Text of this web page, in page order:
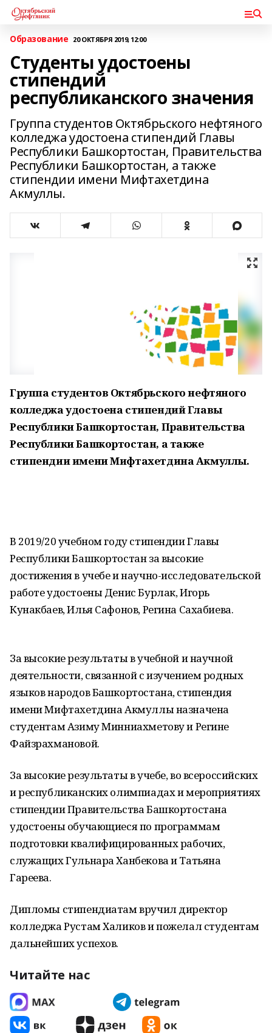
Образование 20 ОКТЯБРЯ 2019, 12:00
Студенты удостоены
стипендий
республиканского значения
Группа студентов Октябрьского нефтяного
колледжа удостоена стипендий Главы
Республики Башкортостан, Правительства
Республики Башкортостан, а также
стипендии имени Мифтахетдина
Акмуллы.
Группа студентов Октябрьского нефтяного
колледжа удостоена стипендий Главы
Республики Башкортостан, Правительства
Республики Башкортостан, а также
стипендии имени Мифтахетдина Акмуллы.
В 2019/20 учебном году стипендии Главы
Республики Башкортостан за высокие
достижения в учебе и научно-исследовательской
работе удостоены Денис Бурлак, Игорь
Кунакбаев, Илья Сафонов, Регина Сахабиева.
За высокие результаты в учебной и научной
деятельности, связанной с изучением родных
языков народов Башкортостана, стипендия
имени Мифтахетдина Акмуллы назначена
студентам Азиму Минниахметову и Регине
Файзрахмановой.
За высокие результаты в учебе, во всероссийских
и республиканских олимпиадах и мероприятиях
стипендии Правительства Башкортостана
удостоены обучающиеся по программам
подготовки квалифицированных рабочих,
служащих Гульнара Ханбекова и Татьяна
Гареева.
Дипломы стипендиатам вручил директор
колледжа Рустам Халиков и пожелал студентам
дальнейших успехов.
Читайте нас